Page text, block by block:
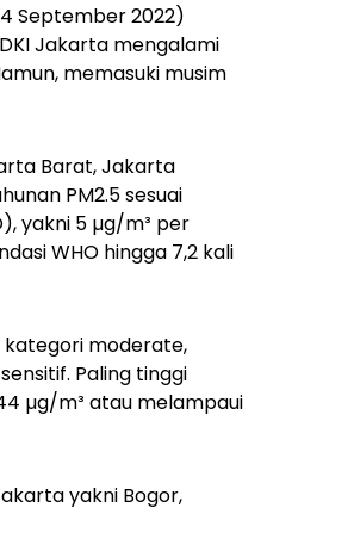
September 2022)
Jakarta mengalami
memasuki musim
Barat, Jakarta
PM2.5 sesuai
yakni 5 µg/m³ per
WHO hingga 7,2 kali
kategori moderate,
Paling tinggi
µg/m³ atau melampaui
yakni Bogor,